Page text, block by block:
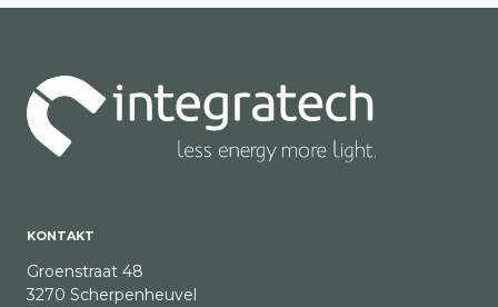
KONTAKT
Groenstraat 48
3270 Scherpenheuvel